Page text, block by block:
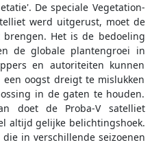
De speciale Vegetation-
werd uitgerust, moet de
Het is de bedoeling
de globale plantengroei in
en autoriteiten kunnen
oogst dreigt te mislukken
in de gaten te houden.
doet de Proba-V satelliet
altijd gelijke belichtingshoek.
in verschillende seizoenen